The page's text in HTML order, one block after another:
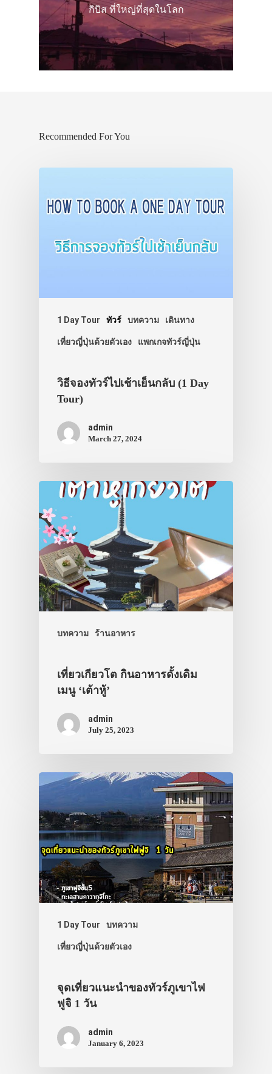
กิบิส ที่ใหญ่ที่สุดในโลก
Recommended For You
1 Day Tour ทัวร์ บทความ เดินทาง
เที่ยวญี่ปุ่นด้วยตัวเอง แพกเกจทัวร์ญี่ปุ่น
วิธีจองทัวร์ไปเช้าเย็นกลับ (1 Day
Tour)
admin
March 27, 2024
บทความ ร้านอาหาร
เที่ยวเกียวโต กินอาหารดั้งเดิม
เมนู ‘เต้าหู้’
admin
July 25, 2023
1 Day Tour บทความ
เที่ยวญี่ปุ่นด้วยตัวเอง
จุดเที่ยวแนะนำของทัวร์ภูเขาไฟ
ฟูจิ 1 วัน
admin
January 6, 2023
เอง
เดินทาง
ที่พัก
สาระน่ารู้
VIDEO
ภาพประทับใจ